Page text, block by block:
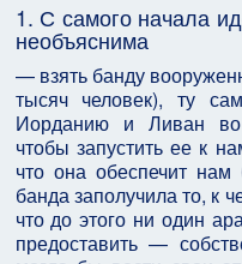
1. С самого начала
необъяснима
— взять банду
тысяч человек), ту
Иорданию и Ливан во
чтобы запустить ее к
что она обеспечит нам
банда заполучила то, к
что до этого ни один
предоставить —